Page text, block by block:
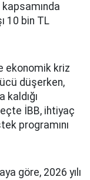
10 bin TL
ekonomik kriz
düşerken,
kaldığı
İBB, ihtiyaç
programını
göre, 2026 yılı